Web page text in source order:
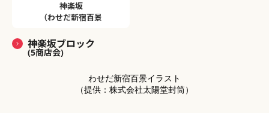
神楽坂
（わせだ新宿百景
神楽坂ブロック
(5商店会)
わせだ新宿百景イラスト
（提供：株式会社太陽堂封筒）